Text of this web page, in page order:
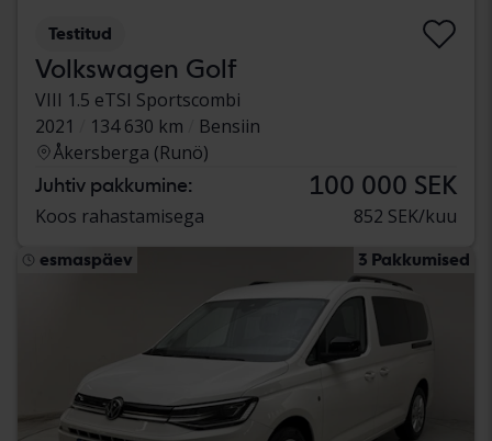
Testitud
Volkswagen Golf
VIII 1.5 eTSI Sportscombi
2021
134 630 km
Bensiin
Åkersberga (Runö)
Juhtiv pakkumine: 100 000 SEK
Koos rahastamisega 852 SEK/kuu
esmaspäev 3 Pakkumised